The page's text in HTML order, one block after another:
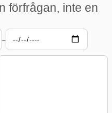
förfrågan, inte en
–